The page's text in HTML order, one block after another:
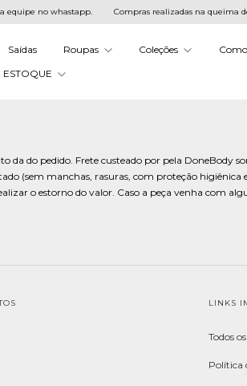
no whastapp. Compras realizadas na queima
Saídas Roupas Coleções
da do pedido. Frete custeado por pela DoneBody
(sem manchas, rasuras, com proteção higiênica
o estorno do valor. Caso a peça venha com
LINKS
Todos
Política